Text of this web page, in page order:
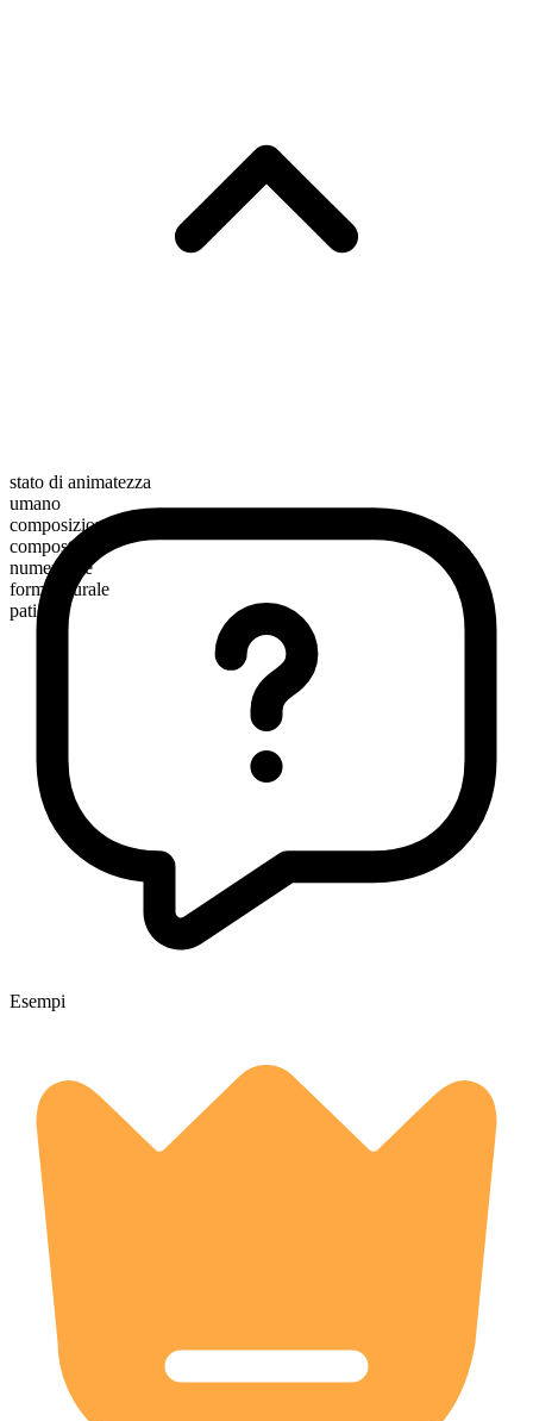
stato di animatezza
umano
composizione morfologica
composto
numerabile
forma plurale
patients
Esempi